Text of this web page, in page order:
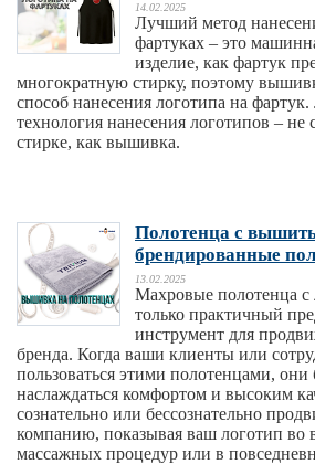
14.02.2025
Лучший метод
фартуках – это
изделие, как фартук
многократную стирку, поэтому
способ нанесения логотипа на
технология нанесения логотипов – не
стирке, как вышивка.
Полотенца с
брендированные
13.02.2025
Махровые полотенца с
только практичный
инструмент для
бренда. Когда ваши клиенты или
пользоваться этими полотенцами, они
наслаждаться комфортом и высоким
сознательно или бессознательно
компанию, показывая ваш логотип во
массажных процедур или в